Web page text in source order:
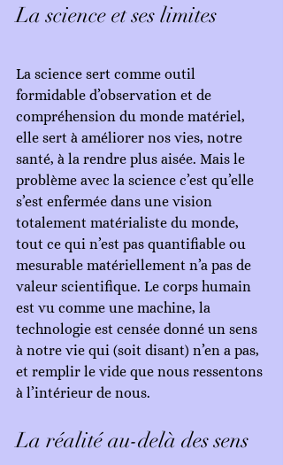
La science et ses limites
La science sert comme outil
formidable d’observation et de
compréhension du monde matériel,
elle sert à améliorer nos vies, notre
santé, à la rendre plus aisée. Mais le
problème avec la science c’est qu’elle
s’est enfermée dans une vision
totalement matérialiste du monde,
tout ce qui n’est pas quantifiable ou
mesurable matériellement n’a pas de
valeur scientifique. Le corps humain
est vu comme une machine, la
technologie est censée donné un sens
à notre vie qui (soit disant) n’en a pas,
et remplir le vide que nous ressentons
à l’intérieur de nous.
La réalité au-delà des sens